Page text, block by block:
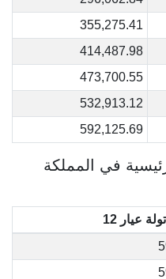
355,275.41
414,487.98
473,700.55
532,913.12
592,125.69
في المملكة